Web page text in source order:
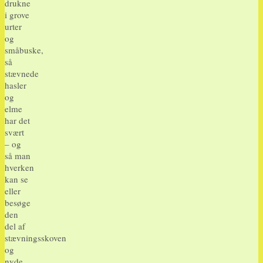
drukne
i grove
urter
og
småbuske,
så
stævnede
hasler
og
elme
har det
svært
– og
så man
hverken
kan se
eller
besøge
den
del af
stævningsskoven
og